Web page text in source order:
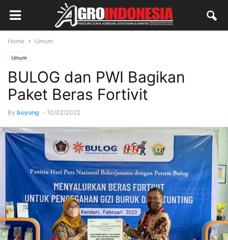
Home Umum
Umum
BULOG dan PWI Bagikan
Paket Beras Fortivit
By buyung - 10/02/2022